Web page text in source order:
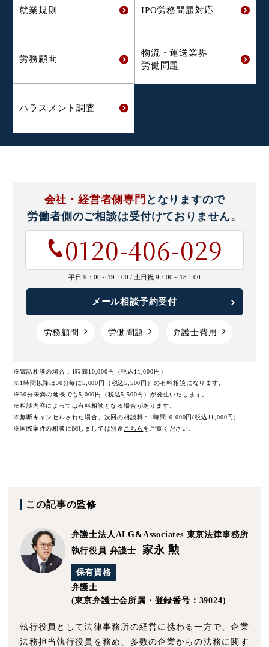
就業規則 IPO労務問題対応
労務顧問
物流・運送業界
労働問題
ハラスメント調査
会社・経営者側専門 となりますので
労働者側のご相談は受付けておりません。
0120-406-029
平日 9：00～19：00 / 土日祝 9：00～18：00
メール相談予約受付
労務顧問 労働問題 弁護士費用
※電話相談の場合：1時間10,000円（税込11,000円）
※1時間以降は30分毎に5,000円（税込5,500円）の有料相談になります。
※30分未満の延長でも5,000円（税込5,500円）が発生いたします。
※相談内容によっては有料相談となる場合があります。
※無断キャンセルされた場合、次回の相談料：1時間10,000円(税込11,000円)
※国際案件の相談に関しましては別途 こちらをご覧ください。
この記事の監修
弁護士法人ALG&Associates 東京法律事務所
執行役員 弁護士
家永 勲
保有資格
弁護士
(東京弁護士会所属・登録番号：39024)
執行役員として法律事務所の経営に携わる一方で、企業
法務担当執行役員を務め、多数の企業からの法務に関す